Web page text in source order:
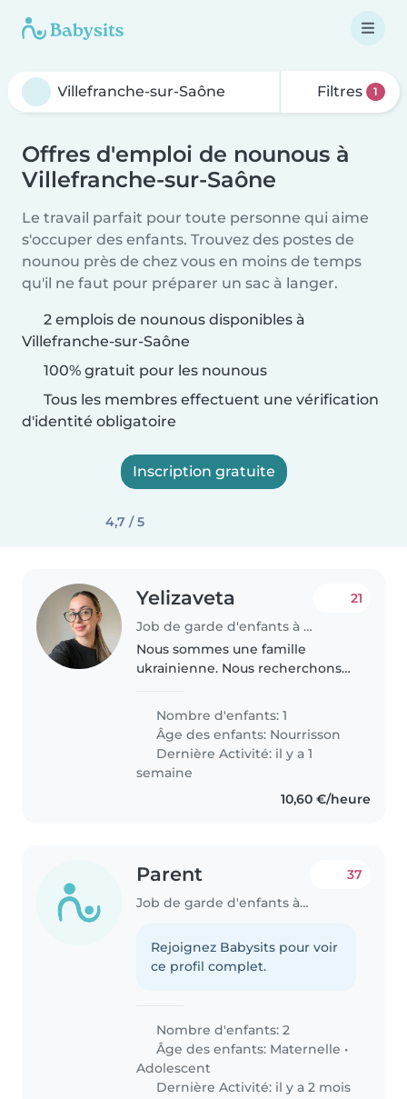
Filtres 1
Offres d'emploi de nounous à
Villefranche-sur-Saône
Le travail parfait pour toute personne qui aime
s'occuper des enfants. Trouvez des postes de
nounou près de chez vous en moins de temps
qu'il ne faut pour préparer un sac à langer.
2 emplois de nounous disponibles à
Villefranche-sur-Saône
100% gratuit pour les nounous
Tous les membres effectuent une vérification
d'identité obligatoire
Inscription gratuite
4,7 / 5
Yelizaveta
Job de garde d'enfants à Villefranche-sur-Saône
21
Nous sommes une famille
ukrainienne. Nous recherchons
notre petite fille, car sa maman
doit reprendre ses études en
septembre.
Nombre d'enfants: 1
Âge des enfants: Nourrisson
Dernière Activité: il y a 1
semaine
10,60 €/heure
Parent
Job de garde d'enfants à Villefranche-sur-Saône
37
Rejoignez Babysits pour voir
ce profil complet.
Nombre d'enfants: 2
Âge des enfants: Maternelle •
Adolescent
Dernière Activité: il y a 2 mois